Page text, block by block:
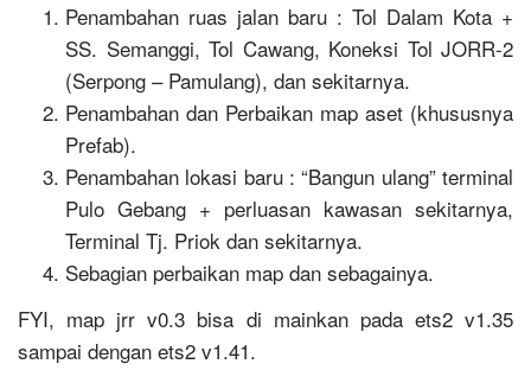
Penambahan ruas jalan baru : Tol Dalam Kota +
SS. Semanggi, Tol Cawang, Koneksi Tol JORR-2
(Serpong – Pamulang), dan sekitarnya.
Penambahan dan Perbaikan map aset (khususnya
Prefab).
Penambahan lokasi baru : “Bangun ulang” terminal
Pulo Gebang + perluasan kawasan sekitarnya,
Terminal Tj. Priok dan sekitarnya.
Sebagian perbaikan map dan sebagainya.
FYI, map jrr v0.3 bisa di mainkan pada ets2 v1.35
sampai dengan ets2 v1.41.